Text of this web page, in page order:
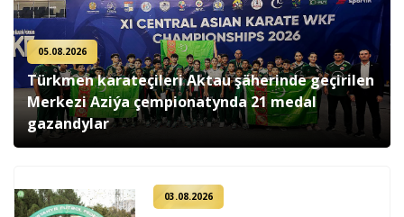
05.08.2026
Türkmen karateçileri Aktau şäherinde geçirilen
Merkezi Aziýa çempionatynda 21 medal
gazandylar
03.08.2026